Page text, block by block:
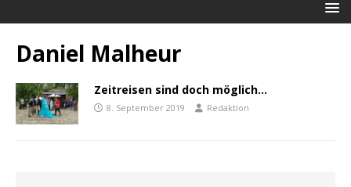
Daniel Malheur
Zeitreisen sind doch möglich…
8. September 2019 Redaktion